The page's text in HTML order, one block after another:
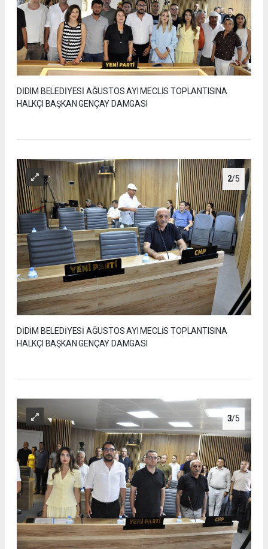
DİDİM BELEDİYESİ AĞUSTOS AYI MECLİS TOPLANTISINA
HALKÇI BAŞKAN GENÇAY DAMGASI
2/5
DİDİM BELEDİYESİ AĞUSTOS AYI MECLİS TOPLANTISINA
HALKÇI BAŞKAN GENÇAY DAMGASI
3/5